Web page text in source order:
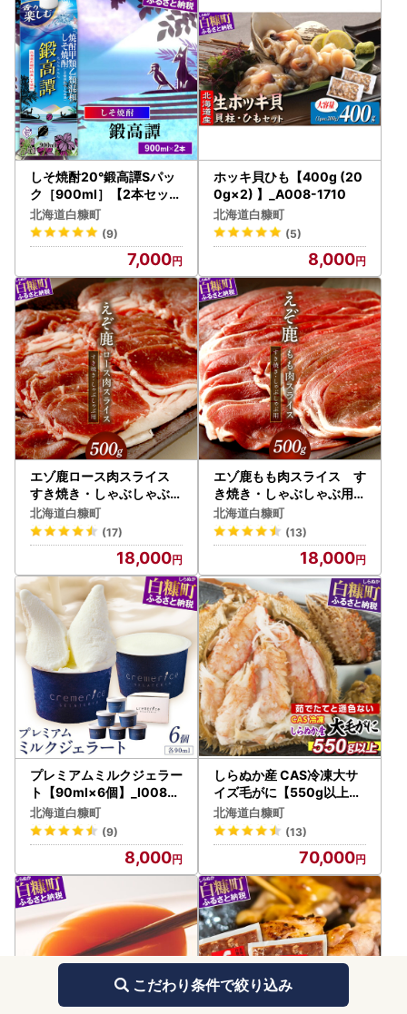
しそ焼酎20°鍛高譚Sパッ
ク［900ml］【2本セット
】_I007-0580
北海道白糠町
(9)
7,000
ホッキ貝ひも【400g (20
0g×2) 】_A008-1710
北海道白糠町
(5)
8,000
エゾ鹿ロース肉スライス
すき焼き・しゃぶしゃぶ用
【500g】_I018-0424
北海道白糠町
(17)
18,000
エゾ鹿もも肉スライス す
き焼き・しゃぶしゃぶ用【
500g】_I018-0821
北海道白糠町
(13)
18,000
プレミアムミルクジェラー
ト【90ml×6個】_I008-1
117
北海道白糠町
(9)
8,000
しらぬか産 CAS冷凍大サ
イズ毛がに【550g以上】
_I070-0547
北海道白糠町
(13)
70,000
こだわり条件で絞り込み